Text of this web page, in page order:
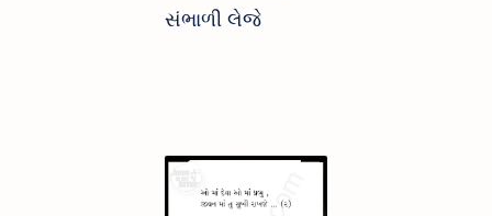
સંભાળી લેજે